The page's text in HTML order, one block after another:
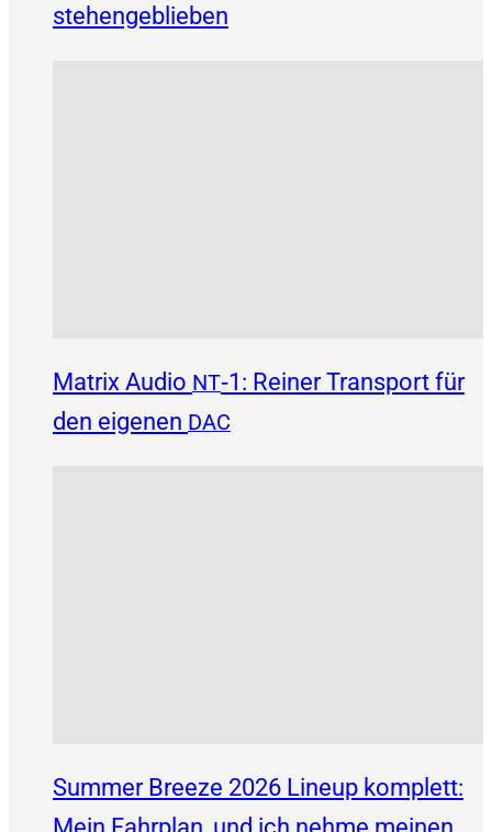
stehengeblieben
Matrix Audio NT‑1: Reiner Transport für
den eigenen DAC
Summer Breeze 2026 Lineup komplett:
Mein Fahrplan, und ich nehme meinen